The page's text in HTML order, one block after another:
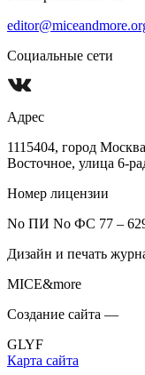
Социальные сети
Адрес
1115404, город
Восточное, улица 6-
Номер лицензии
No ПИ No ФС 77 –
Дизайн и печать
MICE&more
Создание сайта —
GLYF
Карта сайта